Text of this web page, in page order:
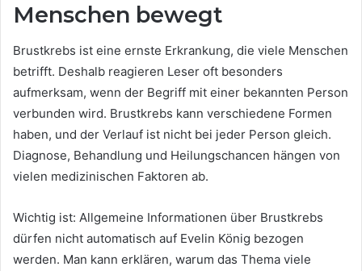
Menschen bewegt
Brustkrebs ist eine ernste Erkrankung, die viele Menschen
betrifft. Deshalb reagieren Leser oft besonders
aufmerksam, wenn der Begriff mit einer bekannten Person
verbunden wird. Brustkrebs kann verschiedene Formen
haben, und der Verlauf ist nicht bei jeder Person gleich.
Diagnose, Behandlung und Heilungschancen hängen von
vielen medizinischen Faktoren ab.
Wichtig ist: Allgemeine Informationen über Brustkrebs
dürfen nicht automatisch auf Evelin König bezogen
werden. Man kann erklären, warum das Thema viele